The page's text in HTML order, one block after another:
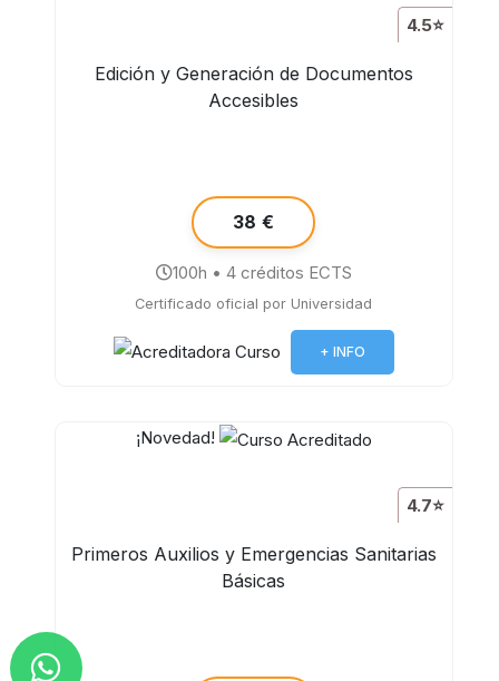
4.5⭐
Edición y Generación de Documentos
Accesibles
38 €
100h • 4 créditos ECTS
Certificado oficial por Universidad
+ INFO
¡Novedad!
4.7⭐
Primeros Auxilios y Emergencias Sanitarias
Básicas